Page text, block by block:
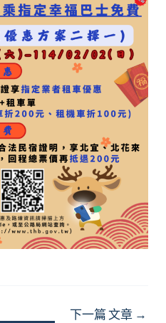
下一篇 文章 →